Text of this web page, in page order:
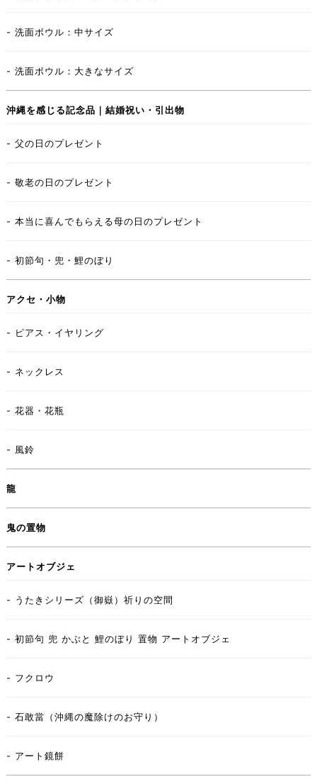
- 洗面ボウル：中サイズ
- 洗面ボウル：大きなサイズ
沖縄を感じる記念品｜結婚祝い・引出物
- 父の日のプレゼント
- 敬老の日のプレゼント
- 本当に喜んでもらえる母の日のプレゼント
- 初節句・兜・鯉のぼり
アクセ・小物
- ピアス・イヤリング
- ネックレス
- 花器・花瓶
- 風鈴
龍
鬼の置物
アートオブジェ
- うたきシリーズ（御嶽）祈りの空間
- 初節句 兜 かぶと 鯉のぼり 置物 アートオブジェ
- フクロウ
- 石敢當（沖縄の魔除けのお守り）
- アート鏡餅